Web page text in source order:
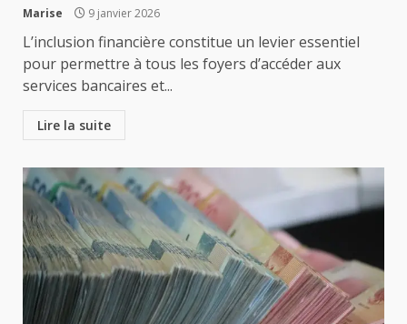
Marise 9 janvier 2026
L’inclusion financière constitue un levier essentiel
pour permettre à tous les foyers d’accéder aux
services bancaires et...
Lire la suite